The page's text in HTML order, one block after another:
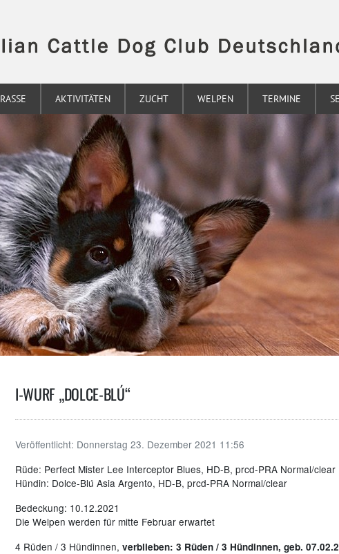
RASSE AKTIVITÄTEN ZUCHT WELPEN TERMINE
I-WURF „DOLCE-BLÚ“
Veröffentlicht: Donnerstag 23. Dezember 2021 11:56
Rüde: Perfect Mister Lee Interceptor Blues, HD-B, prcd-PRA Normal/clear
Hündin: Dolce-Blú Asia Argento, HD-B, prcd-PRA Normal/clear
Bedeckung: 10.12.2021
Die Welpen werden für mitte Februar erwartet
4 Rüden / 3 Hündinnen, verblieben: 3 Rüden / 3 Hündinnen, geb.